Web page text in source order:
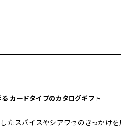
カードタイプのカタログギフト
したスパイスやシアワセのきっかけ